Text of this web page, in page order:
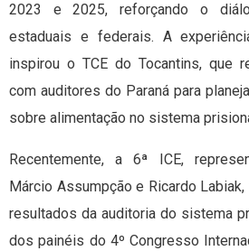
2023 e 2025, reforçando o
estaduais e federais. A
inspirou o TCE do Tocantins, que
com auditores do Paraná para
sobre alimentação no sistema
Recentemente, a 6ª ICE,
Márcio Assumpção e Ricardo
resultados da auditoria do sistema
dos painéis do 4º Congresso